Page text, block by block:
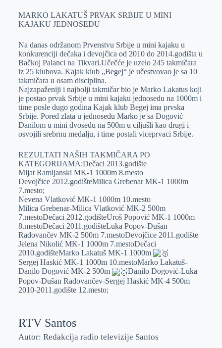
e
I
s
p
p
a
l
MARKO LAKATUŠ PRVAK SRBIJE U MINI
KAJAKU JEDNOSEDU
Na danas održanom Prvenstvu Srbije u mini kajaku u
konkurenciji dečaka i devojčica od 2010 do 2014.godišta u
Bačkoj Palanci na Tikvari.Učečće je uzelo 245 takmičara
iz 25 klubova. Kajak klub „Begej“ je učestvovao je sa 10
takmičara u osam disciplina.
Najzapaženiji i najbolji takmičar bio je Marko Lakatus koji
je postao prvak Srbije u mini kajaku jednosedu na 1000m i
time posle dugo godina Kajak klub Begej ima prvska
Srbije. Pored zlata u jednosedu Marko je sa Đogović
Danilom u mini dvosedu na 500m u ciljušli kao drugi i
osvojili srebrnu medalju, i time postali viceprvaci Srbije.
REZULTATI NAŠIH TAKMIČARA PO
KATEGORIJAMA:Dečaci 2013.godište
Mijat Ramljanski MK-1 1000m 8.mesto
Devojčice 2012.godišteMilica Grebenar MK-1 1000m
7.mesto;
Nevena Vlatković MK-1 1000m 10.mesto
Milica Grebenar-Milica Vlatković MK-2 500m
7.mestoDečaci 2012.godišteUroš Popović MK-1 1000m
8.mestoDečaci 2011.godišteLuka Popov-Dušan
Radovančev MK-2 500m 7.mestoDevojčice 2011.godište
Jelena Nikolić MK-1 1000m 7.mestoDečaci
2010.godišteMarko Lakatuš MK-1 1000m
Sergej Haskić MK-1 1000m 10.mestoMarko Lakatuš-
Danilo Đogović MK-2 500m
Danilo Đogović-Luka
Popov-Dušan Radovančev-Sergej Haskić MK-4 500m
2010-2011.godište 12.mesto;
RTV Santos
Autor: Redakcija radio televizije Santos